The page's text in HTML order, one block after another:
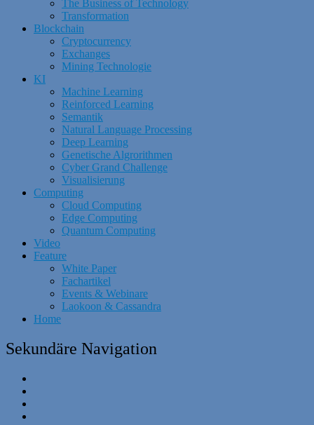
The Business of Technology
Transformation
Blockchain
Cryptocurrency
Exchanges
Mining Technologie
KI
Machine Learning
Reinforced Learning
Semantik
Natural Language Processing
Deep Learning
Genetische Algrorithmen
Cyber Grand Challenge
Visualisierung
Computing
Cloud Computing
Edge Computing
Quantum Computing
Video
Feature
White Paper
Fachartikel
Events & Webinare
Laokoon & Cassandra
Home
Sekundäre Navigation